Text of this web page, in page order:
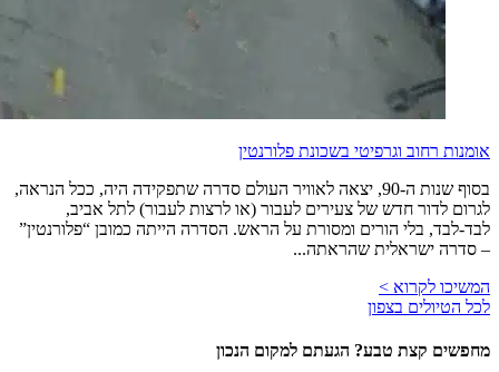
אומנות רחוב וגרפיטי בשכונת פלורנטין
בסוף שנות ה-90, יצאה לאוויר העולם סדרה שתפקידה היה, ככל הנראה,
לגרום לדור חדש של צעירים לעבור (או לרצות לעבור) לתל אביב,
לבד-לבד, בלי הורים ומסורת על הראש. הסדרה הייתה כמובן “פלורנטין”
– סדרה ישראלית שהראתה...
המשיכו לקרוא >
לכל הטיולים בצפון
מחפשים קצת טבע? הגעתם למקום הנכון